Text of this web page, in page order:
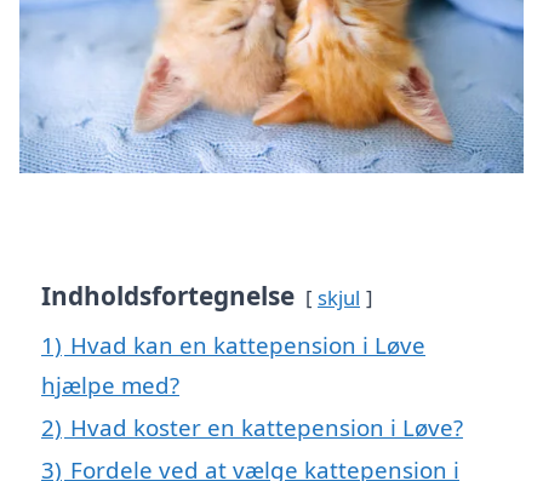
Indholdsfortegnelse skjul
1) Hvad kan en kattepension i Løve
hjælpe med?
2) Hvad koster en kattepension i Løve?
3) Fordele ved at vælge kattepension i